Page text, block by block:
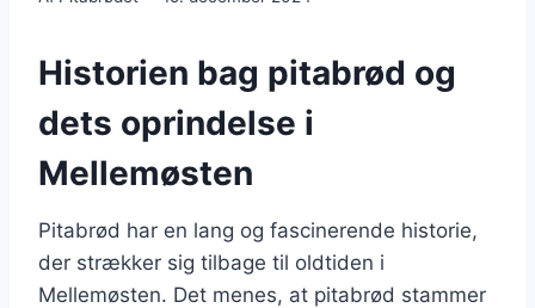
Historien bag pitabrød og
dets oprindelse i
Mellemøsten
Pitabrød har en lang og fascinerende historie,
der strækker sig tilbage til oldtiden i
Mellemøsten. Det menes, at pitabrød stammer